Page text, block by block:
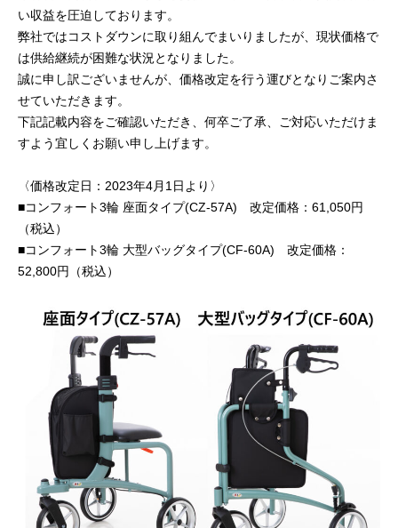
い収益を圧迫しております。
弊社ではコストダウンに取り組んでまいりましたが、現状価格で
は供給継続が困難な状況となりました。
誠に申し訳ございませんが、価格改定を行う運びとなりご案内さ
せていただきます。
下記記載内容をご確認いただき、何卒ご了承、ご対応いただけま
すよう宜しくお願い申し上げます。
〈価格改定日：2023年4月1日より〉
■コンフォート3輪 座面タイプ(CZ-57A) 改定価格：61,050円
（税込）
■コンフォート3輪 大型バッグタイプ(CF-60A) 改定価格：
52,800円（税込）